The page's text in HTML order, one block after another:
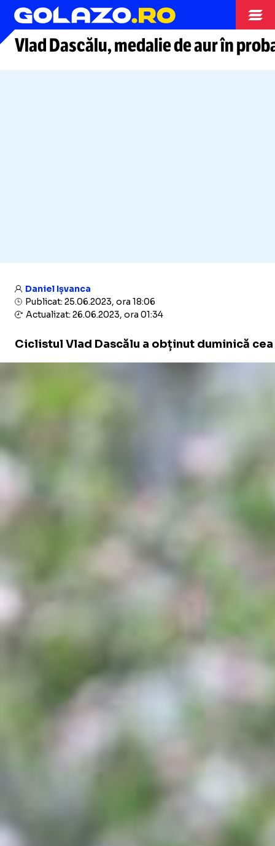
Alte sporturi
Vlad Dascălu, medalie de aur în
Daniel Ișvanca
Publicat: 25.06.2023, ora 18:06
Actualizat: 26.06.2023, ora 01:34
Ciclistul Vlad Dascălu a obținut duminică